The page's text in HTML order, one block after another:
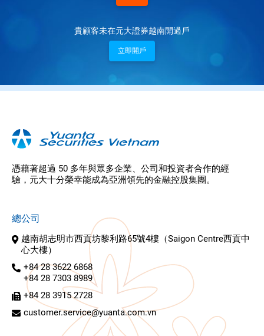
貴顧客未在元大證券越南開過戶
立即開戶
憑藉著超過 50 多年與眾多企業、公司和投資者合作的經
驗，元大十分榮幸能成為亞洲領先的金融控股集團。
總公司
越南胡志明市西貢坊黎利路65號4樓（Saigon Centre西貢中
心大樓）
+84 28 3622 6868
+84 28 7303 8989
+84 28 3915 2728
customer.service@yuanta.com.vn